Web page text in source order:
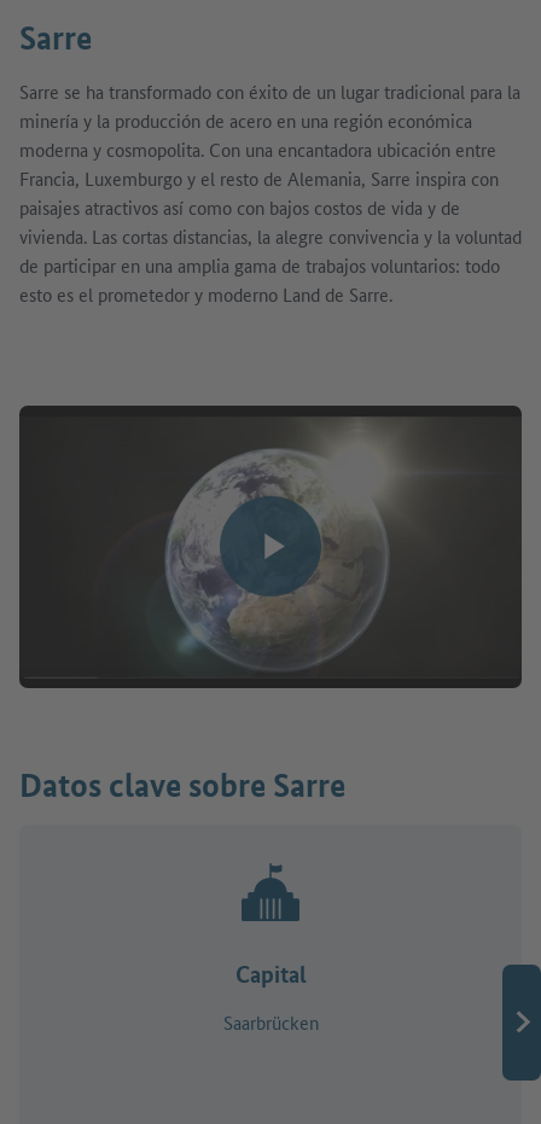
Sarre
Sarre se ha transformado con éxito de un lugar tradicional para la
minería y la producción de acero en una región económica
moderna y cosmopolita. Con una encantadora ubicación entre
Francia, Luxemburgo y el resto de Alemania, Sarre inspira con
paisajes atractivos así como con bajos costos de vida y de
vivienda. Las cortas distancias, la alegre convivencia y la voluntad
de participar en una amplia gama de trabajos voluntarios: todo
esto es el prometedor y moderno Land de Sarre.
Reproducir vídeo
Datos clave sobre Sarre
Capital
Saarbrücken